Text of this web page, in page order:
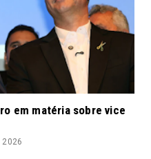
em matéria sobre vice